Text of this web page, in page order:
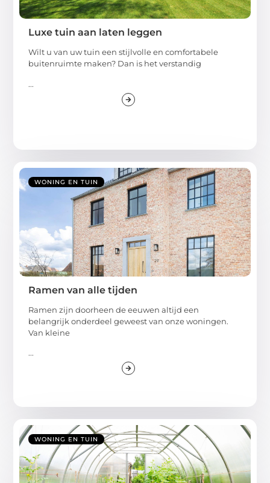
Luxe tuin aan laten leggen
Wilt u van uw tuin een stijlvolle en comfortabele
buitenruimte maken? Dan is het verstandig
...
WONING EN TUIN
Ramen van alle tijden
Ramen zijn doorheen de eeuwen altijd een
belangrijk onderdeel geweest van onze woningen.
Van kleine
...
WONING EN TUIN